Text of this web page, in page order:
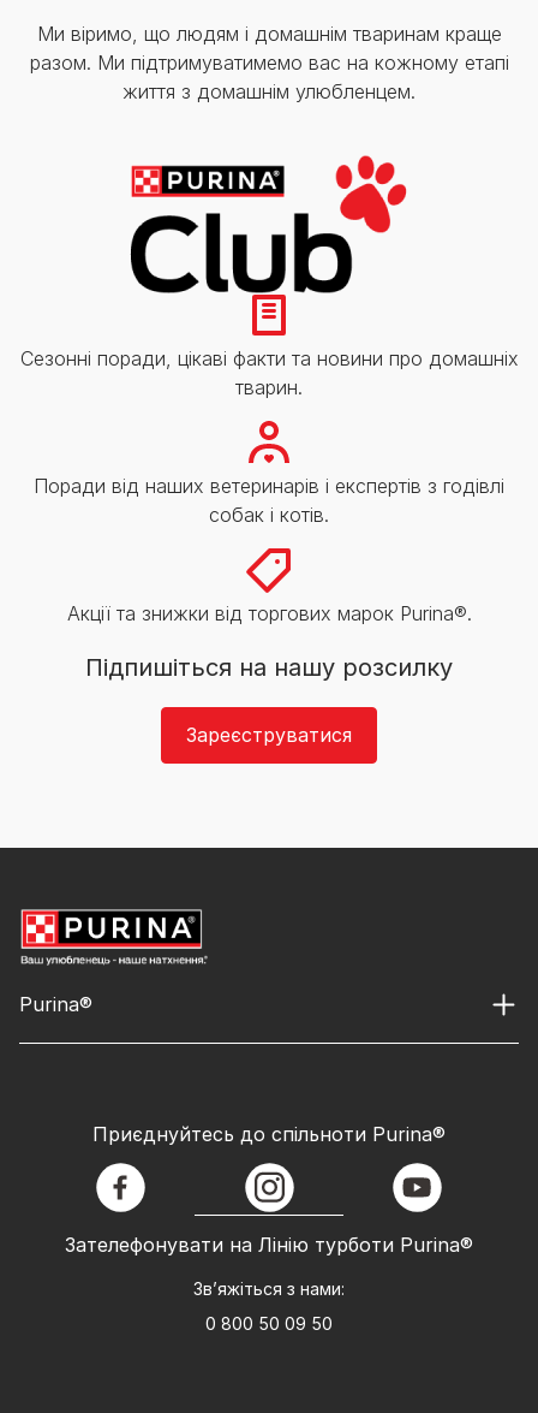
Ми віримо, що людям і домашнім тваринам краще
разом. Ми підтримуватимемо вас на кожному етапі
життя з домашнім улюбленцем.
Сезонні поради, цікаві факти та новини про домашніх
тварин.
Поради від наших ветеринарів і експертів з годівлі
собак і котів.
Акції та знижки від торгових марок Purina®.
Підпишіться на нашу розсилку
Зареєструватися
Purina®
Зателефонувати на Лінію турботи Purina®
Зв’яжіться з нами:
0 800 50 09 50
Приєднуйтесь до спільноти Purina®
facebook instagram youtube